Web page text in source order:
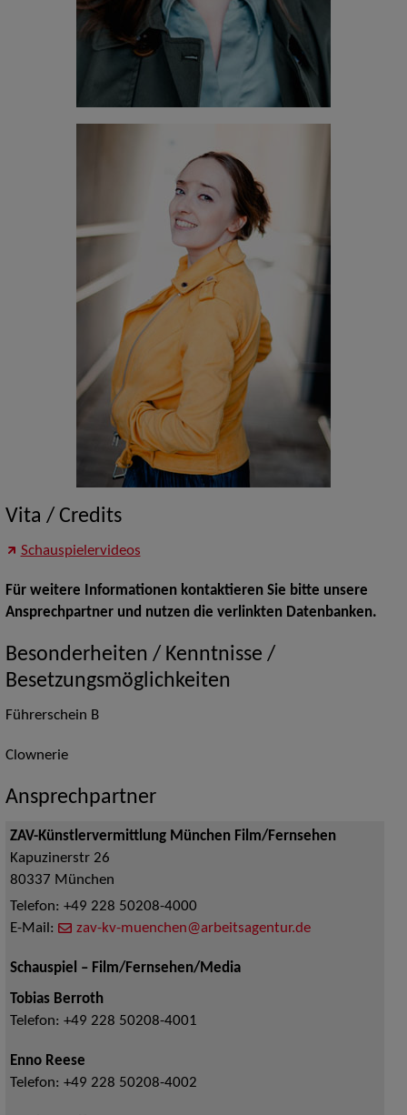
Vita / Credits
Schauspielervideos
Für weitere Informationen kontaktieren Sie bitte unsere
Ansprechpartner und nutzen die verlinkten Datenbanken.
Besonderheiten / Kenntnisse /
Besetzungsmöglichkeiten
Führerschein B
Clownerie
Ansprechpartner
ZAV-Künstlervermittlung München Film/Fernsehen
Kapuzinerstr 26
80337 München
Telefon: +49 228 50208-4000
E-Mail:
zav-kv-muenchen@arbeitsagentur.de
Schauspiel – Film/Fernsehen/Media
Tobias Berroth
Telefon: +49 228 50208-4001
Enno Reese
Telefon: +49 228 50208-4002